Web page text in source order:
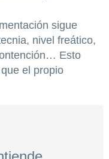
sigue
nivel freático,
Esto
el propio